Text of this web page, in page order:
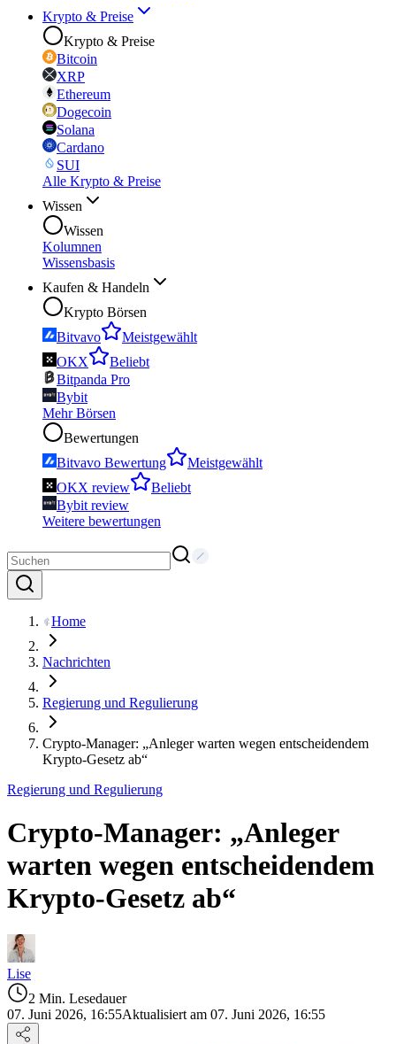
Krypto & Preise
Krypto & Preise
Bitcoin
XRP
Ethereum
Dogecoin
Solana
Cardano
SUI
Alle Krypto & Preise
Wissen
Wissen
Kolumnen
Wissensbasis
Kaufen & Handeln
Krypto Börsen
Bitvavo
Meistgewählt
OKX
Beliebt
Bitpanda Pro
Bybit
Mehr Börsen
Bewertungen
Bitvavo Bewertung
Meistgewählt
OKX review
Beliebt
Bybit review
Weitere bewertungen
Home
Nachrichten
Regierung und Regulierung
Crypto-Manager: „Anleger warten wegen entscheidendem
Krypto-Gesetz ab“
Regierung und Regulierung
Crypto-Manager: „Anleger
warten wegen entscheidendem
Krypto-Gesetz ab“
Lise
2 Min. Lesedauer
07. Juni 2026, 16:55Aktualisiert am 07. Juni 2026, 16:55